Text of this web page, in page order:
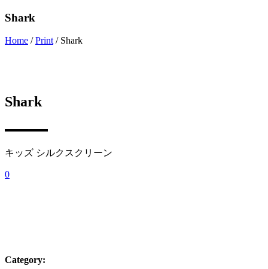
Shark
Home /Print / Shark
Shark
キッズ シルクスクリーン
0
Category: